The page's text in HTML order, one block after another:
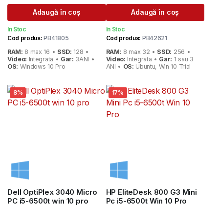
Prețul
inițial
a
1.019 lei.
Prețul
curent
este:
Adaugă în coș
In Stoc
Cod produs: PB41805
RAM: 8 max 16 • SSD: 128 •
Video: Integrata • Gar: 3ANI •
OS: Windows 10 Pro
Prețul
inițial
a
593 lei.
Prețul
curent
este:
Adaugă în coș
In Stoc
Cod produs: PB42621
RAM: 8 max 32 • SSD: 256 •
Video: Integrata • Gar: 1 sau 3
ANI • OS: Ubuntu, Win 10 Trial
8%
Dell OptiPlex 3040 Micro
PC i5-6500t win 10 pro
17%
HP EliteDesk 800 G3 Mini
Pc i5-6500t Win 10 Pro